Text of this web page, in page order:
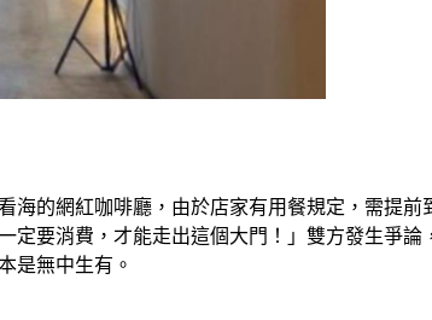
的網紅咖啡廳，由於店家有用餐規定，需提
要消費，才能走出這個大門！」雙方發生爭
是無中生有。